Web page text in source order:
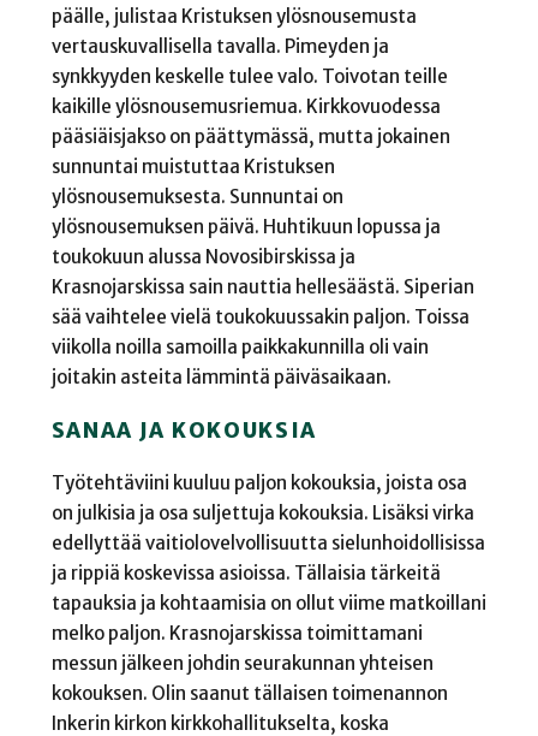
päälle, julistaa Kristuksen ylösnousemusta
vertauskuvallisella tavalla. Pimeyden ja
synkkyyden keskelle tulee valo. Toivotan teille
kaikille ylösnousemusriemua. Kirkkovuodessa
pääsiäisjakso on päättymässä, mutta jokainen
sunnuntai muistuttaa Kristuksen
ylösnousemuksesta. Sunnuntai on
ylösnousemuksen päivä. Huhtikuun lopussa ja
toukokuun alussa Novosibirskissa ja
Krasnojarskissa sain nauttia hellesäästä. Siperian
sää vaihtelee vielä toukokuussakin paljon. Toissa
viikolla noilla samoilla paikkakunnilla oli vain
joitakin asteita lämmintä päiväsaikaan.
SANAA JA KOKOUKSIA
Työtehtäviini kuuluu paljon kokouksia, joista osa
on julkisia ja osa suljettuja kokouksia. Lisäksi virka
edellyttää vaitiolovelvollisuutta sielunhoidollisissa
ja rippiä koskevissa asioissa. Tällaisia tärkeitä
tapauksia ja kohtaamisia on ollut viime matkoillani
melko paljon. Krasnojarskissa toimittamani
messun jälkeen johdin seurakunnan yhteisen
kokouksen. Olin saanut tällaisen toimenannon
Inkerin kirkon kirkkohallitukselta, koska